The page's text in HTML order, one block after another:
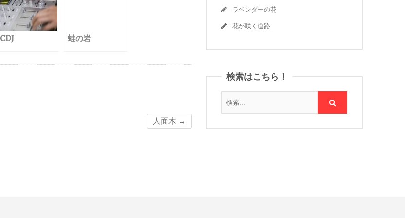
CDJ 蛙の岩
人面木 →
ラベンダーの花
花が咲く道路
検索はこちら！